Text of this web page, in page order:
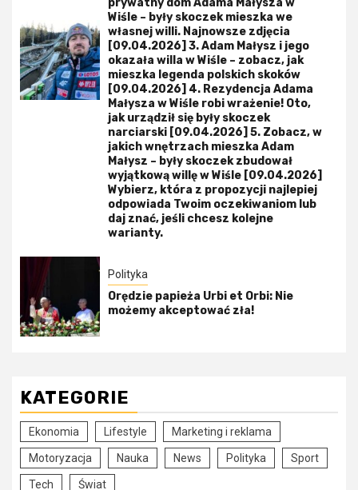
Wiśle – były skoczek mieszka we
własnej willi. Najnowsze zdjęcia
[09.04.2026] 3. Adam Małysz i jego
okazała willa w Wiśle – zobacz, jak
mieszka legenda polskich skoków
[09.04.2026] 4. Rezydencja Adama
Małysza w Wiśle robi wrażenie! Oto,
jak urządził się były skoczek
narciarski [09.04.2026] 5. Zobacz, w
jakich wnętrzach mieszka Adam
Małysz – były skoczek zbudował
wyjątkową willę w Wiśle [09.04.2026]
Wybierz, która z propozycji najlepiej
odpowiada Twoim oczekiwaniom lub
daj znać, jeśli chcesz kolejne
warianty.
Polityka
Orędzie papieża Urbi et Orbi: Nie
możemy akceptować zła!
KATEGORIE
Ekonomia Lifestyle Marketing i reklama
Motoryzacja Nauka News Polityka Sport
Tech Świat